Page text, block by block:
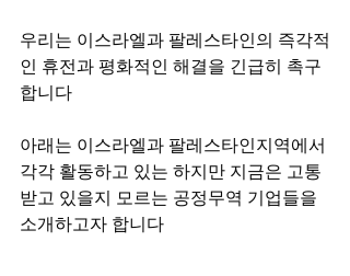
우리는 이스라엘과 팔레스타인의 즉각적
인 휴전과 평화적인 해결을 긴급히 촉구
합니다
아래는 이스라엘과 팔레스타인지역에서
각각 활동하고 있는 하지만 지금은 고통
받고 있을지 모르는 공정무역 기업들을
소개하고자 합니다